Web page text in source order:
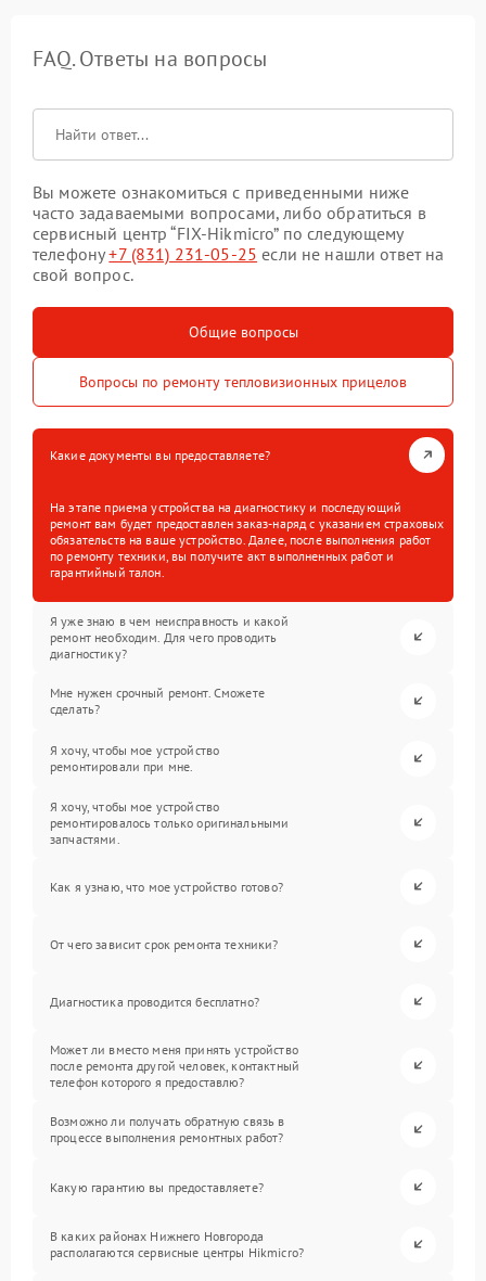
FAQ. Ответы на вопросы
Вы можете ознакомиться с приведенными ниже
часто задаваемыми вопросами, либо обратиться в
сервисный центр “FIX-Hikmicro” по следующему
телефону+7 (831) 231-05-25 если не нашли ответ на
свой вопрос.
Общие вопросы
Вопросы по ремонту тепловизионных прицелов
Какие документы вы предоставляете?
На этапе приема устройства на диагностику и последующий
ремонт вам будет предоставлен заказ-наряд с указанием страховых
обязательств на ваше устройство. Далее, после выполнения работ
по ремонту техники, вы получите акт выполненных работ и
гарантийный талон.
Я уже знаю в чем неисправность и какой
ремонт необходим. Для чего проводить
диагностику?
Мне нужен срочный ремонт. Сможете
сделать?
Я хочу, чтобы мое устройство
ремонтировали при мне.
Я хочу, чтобы мое устройство
ремонтировалось только оригинальными
запчастями.
Как я узнаю, что мое устройство готово?
От чего зависит срок ремонта техники?
Диагностика проводится бесплатно?
Может ли вместо меня принять устройство
после ремонта другой человек, контактный
телефон которого я предоставлю?
Возможно ли получать обратную связь в
процессе выполнения ремонтных работ?
Какую гарантию вы предоставляете?
В каких районах Нижнего Новгорода
располагаются сервисные центры Hikmicro?